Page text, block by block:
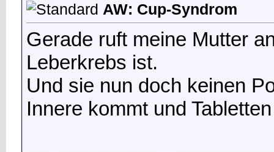
AW: Cup-Syndrom
Gerade ruft meine Mutter
Leberkrebs ist.
Und sie nun doch keinen
Innere kommt und